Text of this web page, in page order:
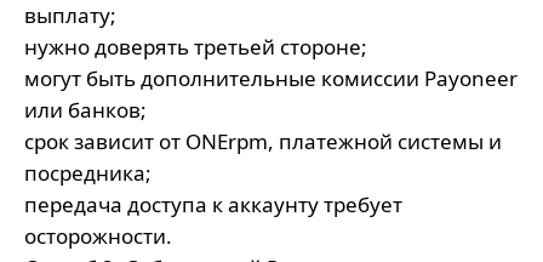
выплату;
нужно доверять третьей стороне;
могут быть дополнительные комиссии Payoneer
или банков;
срок зависит от ONErpm, платежной системы и
посредника;
передача доступа к аккаунту требует
осторожности.